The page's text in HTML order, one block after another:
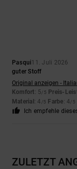
Pasqui11. Juli 2026
guter Stoff
Original anzeigen -
Komfort: 5/5 Preis-
Material : 4 /5 Farbe: 4/5
Ich empfehle
ZULETZT